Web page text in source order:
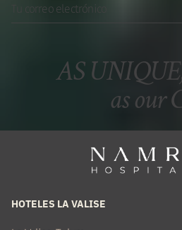
AS
as our
HOTELES LA VALISE